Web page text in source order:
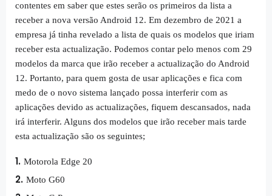
contentes em saber que estes serão os primeiros da lista a
receber a nova versão Android 12. Em dezembro de 2021 a
empresa já tinha revelado a lista de quais os modelos que iriam
receber esta actualização. Podemos contar pelo menos com 29
modelos da marca que irão receber a actualização do Android
12. Portanto, para quem gosta de usar aplicações e fica com
medo de o novo sistema lançado possa interferir com as
aplicações devido as actualizações, fiquem descansados, nada
irá interferir. Alguns dos modelos que irão receber mais tarde
esta actualização são os seguintes;
Motorola Edge 20
Moto G60